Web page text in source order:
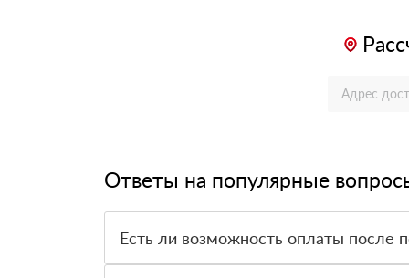
Ответы на популярные
Есть ли возможность оплаты после